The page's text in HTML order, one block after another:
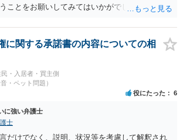
ことをお願いしてみてはいかがでしょうか。 そ
ください」とだけお伝えし、それ以外には一切
とることができるため、スタッフの方の負担軽
。 大変な状況かと思いますが、ご参考になりま
に関する承諾書の内容についての相
民・入居者・買主側
・ペット問題）
役にたった 6
に強い弁護士
士
だけでなく、説明、状況等を考慮して解釈され